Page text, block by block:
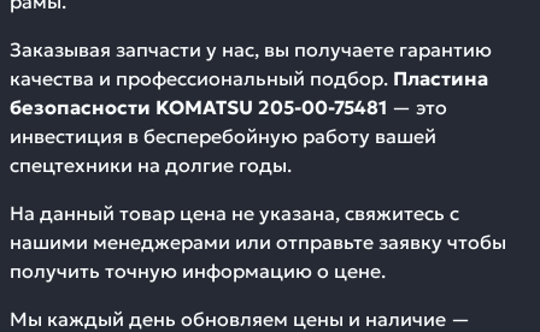
Заказывая запчасти у нас, вы получаете гарантию
качества и профессиональный подбор. Пластина
безопасности KOMATSU 205-00-75481 — это
инвестиция в бесперебойную работу вашей
спецтехники на долгие годы.
На данный товар цена не указана, свяжитесь с
нашими менеджерами или отправьте заявку чтобы
получить точную информацию о цене.
Мы каждый день обновляем цены и наличие —